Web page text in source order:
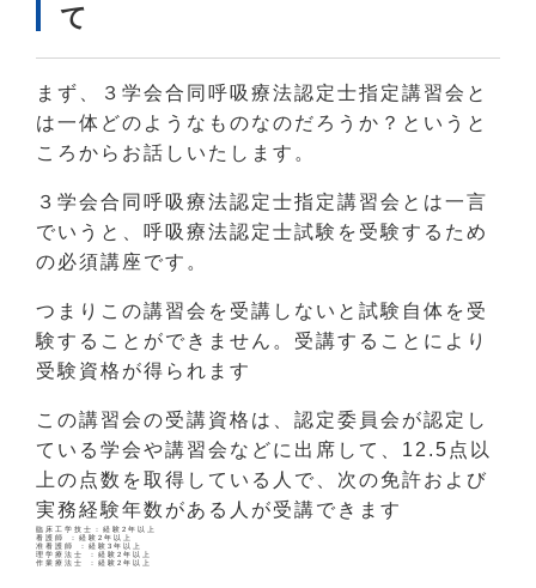
て
まず、３学会合同呼吸療法認定士指定講習会と
は一体どのようなものなのだろうか？というと
ころからお話しいたします。
３学会合同呼吸療法認定士指定講習会とは一言
でいうと、呼吸療法認定士試験を受験するため
の必須講座です。
つまりこの講習会を受講しないと試験自体を受
験することができません。受講することにより
受験資格が得られます
この講習会の受講資格は、認定委員会が認定し
ている学会や講習会などに出席して、12.5点以
上の点数を取得している人で、次の免許および
実務経験年数がある人が受講できます
臨床工学技士：経験2年以上
看護師 ：経験2年以上
准看護師 ：経験3年以上
理学療法士 ：経験2年以上
作業療法士 ：経験2年以上